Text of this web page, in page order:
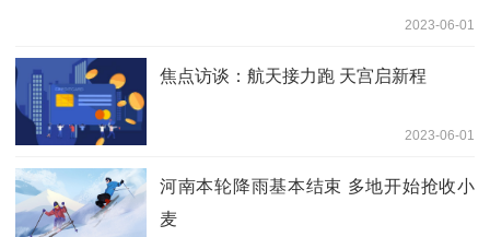
2023-06-01
焦点访谈：航天接力跑 天宫启新程
2023-06-01
河南本轮降雨基本结束 多地开始抢收小
麦